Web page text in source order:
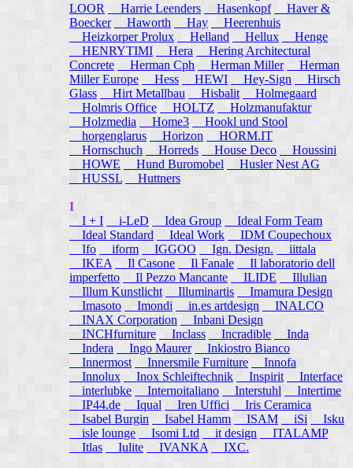
LOOR
Harrie Leenders Hasenkopf
Haver &
Boecker
Haworth Hay
Heerenhuis
Heizkorper Prolux
Helland Hellux
Henge
HENRYTIMI
Hera
Hering Architectural
Concrete
Herman Cph Herman Miller
Herman
Miller Europe
Hess HEWI Hey-Sign
Hirsch
Glass
Hirt Metallbau Hisbalit
Holmegaard
Holmris Office
HOLTZ
Holzmanufaktur
Holzmedia
Home3
Hookl und Stool
horgenglarus
Horizon
HORM.IT
Hornschuch
Horreds House Deco
Houssini
HOWE
Hund Buromobel
Husler Nest AG
HUSSL
Huttners
I
I + I
i-LeD Idea Group
Ideal Form Team
Ideal Standard
Ideal Work
IDM Coupechoux
Ifo
iform IGGOO Ign. Design.
iittala
IKEA
Il Casone Il Fanale
Il laboratorio dell
imperfetto
Il Pezzo Mancante ILIDE
Illulian
Illum Kunstlicht
Illuminartis
Imamura Design
Imasoto
Imondi in.es artdesign
INALCO
INAX Corporation
Inbani Design
INCHfurniture
Inclass Incradible
Inda
Indera
Ingo Maurer
Inkiostro Bianco
Innermost
Innersmile Furniture
Innofa
Innolux
Inox Schleiftechnik Inspirit
Interface
interlubke
Internoitaliano Interstuhl
Intertime
IP44.de
Iqual Iren Uffici
Iris Ceramica
Isabel Burgin
Isabel Hamm ISAM iSi Isku
isle lounge
Isomi Ltd it design
ITALAMP
Itlas
Iulite IVANKA IXC.